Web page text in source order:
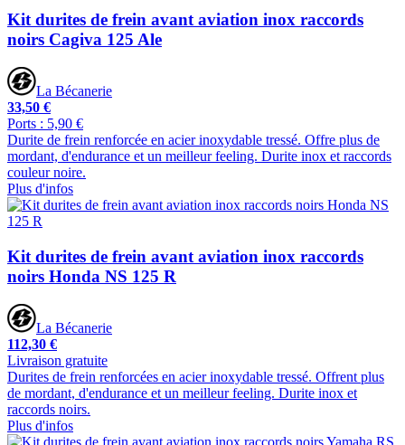
Kit durites de frein avant aviation inox raccords
noirs Cagiva 125 Ale
La Bécanerie
33,50 €
Ports : 5,90 €
Durite de frein renforcée en acier inoxydable tressé. Offre plus de
mordant, d'endurance et un meilleur feeling. Durite inox et raccords
couleur noire.
Plus d'infos
Kit durites de frein avant aviation inox raccords
noirs Honda NS 125 R
La Bécanerie
112,30 €
Livraison gratuite
Durites de frein renforcées en acier inoxydable tressé. Offrent plus
de mordant, d'endurance et un meilleur feeling. Durite inox et
raccords noirs.
Plus d'infos